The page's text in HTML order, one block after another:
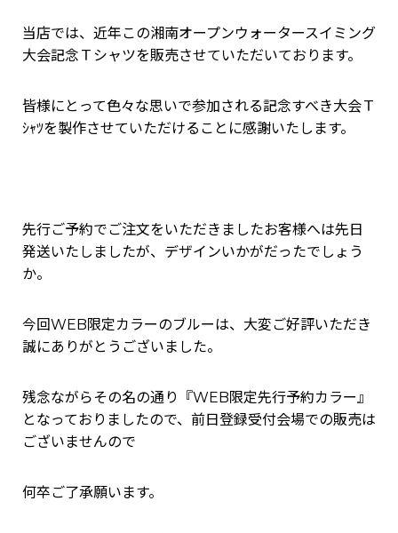
当店では、近年この湘南オープンウォータースイミング
大会記念Ｔシャツを販売させていただいております。
皆様にとって色々な思いで参加される記念すべき大会Ｔ
ｼｬﾂを製作させていただけることに感謝いたします。
先行ご予約でご注文をいただきましたお客様へは先日
発送いたしましたが、デザインいかがだったでしょう
か。
今回WEB限定カラーのブルーは、大変ご好評いただき
誠にありがとうございました。
残念ながらその名の通り『WEB限定先行予約カラー』
となっておりましたので、前日登録受付会場での販売は
ございませんので
何卒ご了承願います。